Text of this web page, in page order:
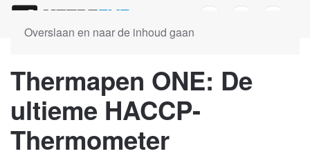
Overslaan en naar de inhoud gaan
Thermapen ONE: De
ultieme HACCP-
Thermometer